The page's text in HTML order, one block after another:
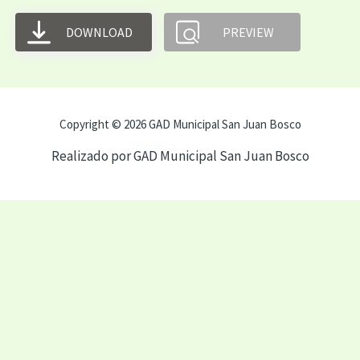
DOWNLOAD PREVIEW
Copyright © 2026 GAD Municipal San Juan Bosco
Realizado por GAD Municipal San Juan Bosco